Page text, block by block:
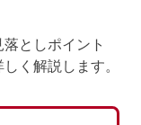
としポイント
く解説します。